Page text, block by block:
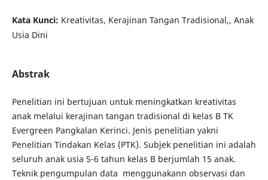
Kata Kunci: Kreativitas, Kerajinan Tangan Tradisional,, Anak
Usia Dini
Abstrak
Penelitian ini bertujuan untuk meningkatkan kreativitas
anak melalui kerajinan tangan tradisional di kelas B TK
Evergreen Pangkalan Kerinci. Jenis penelitian yakni
Penelitian Tindakan Kelas (PTK). Subjek penelitian ini adalah
seluruh anak usia 5-6 tahun kelas B berjumlah 15 anak.
Teknik pengumpulan data menggunakann observasi dan